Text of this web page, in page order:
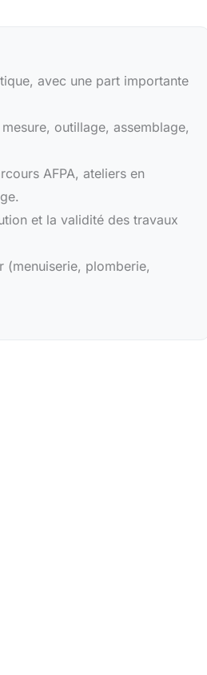
avec une part importante
outillage, assemblage,
AFPA, ateliers en
et la validité des travaux
(menuiserie, plomberie,